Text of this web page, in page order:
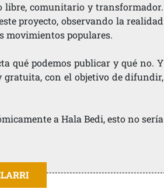
libre, comunitario y transformador.
proyecto, observando la realidad
movimientos populares.
qué podemos publicar y qué no. Y
con el objetivo de difundir,
a Hala Bedi, esto no sería